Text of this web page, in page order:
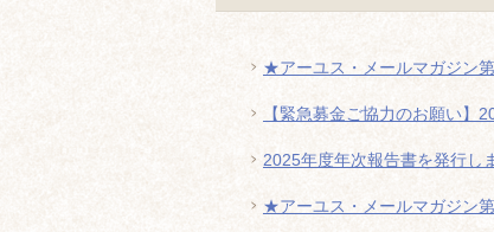
★アーユス・メールマガジン
【緊急募金ご協力のお願い】
2025年度年次報告書を発行し
★アーユス・メールマガジン